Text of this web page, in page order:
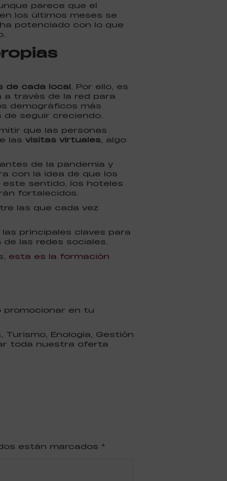
parece que el
los últimos meses se
potenciado con lo que
de cada local. Por ello, es
a través de la red para
demográficos más
seguir creciendo.
que las personas
las visitas virtuales, algo
de la pandemia y
con la idea de que los
este sentido, los hoteles
fortalecidos.
las que cada vez
principales claves para
las redes sociales.
esta es la formación
promocionar en tu
Enología, Gestión
toda nuestra oferta
están marcados *